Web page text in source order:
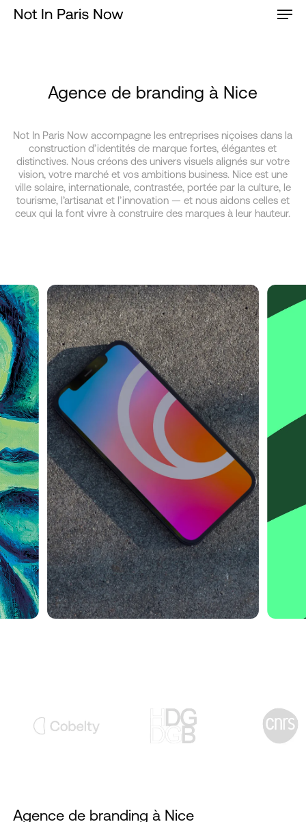
Agence de branding à Nice
Not In Paris Now accompagne les entreprises niçoises dans la
construction d’identités de marque fortes, élégantes et
distinctives. Nous créons des univers visuels alignés sur votre
vision, votre marché et vos ambitions business. Nice est une
ville solaire, internationale, contrastée, portée par la culture, le
tourisme, l’artisanat et l’innovation — et nous aidons celles et
ceux qui la font vivre à construire des marques à leur hauteur.
Agence de branding à Nice